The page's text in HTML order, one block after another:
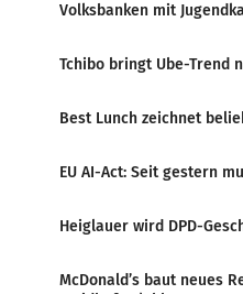
Volksbanken mit
Tchibo bringt Ube-Trend
Best Lunch zeichnet
EU AI-Act: Seit gestern
Heiglauer wird DPD-
McDonald’s baut neues